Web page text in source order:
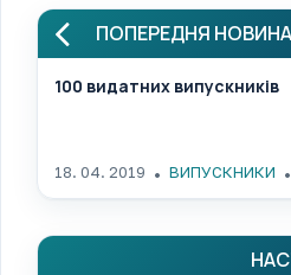
ПОПЕРЕДНЯ НОВИНА
100 видатних випускників
18. 04. 2019 ВИПУСКНИКИ